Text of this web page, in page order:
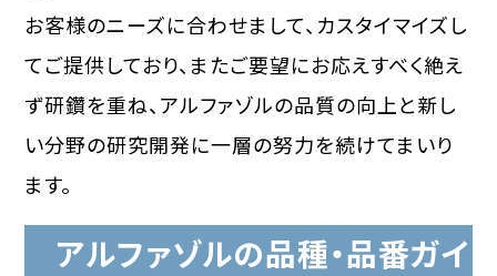
お客様のニーズに合わせまして、カスタイマイズし
てご提供しており、またご要望にお応えすべく絶え
ず研鑽を重ね、アルファゾルの品質の向上と新し
い分野の研究開発に一層の努力を続けてまいり
ます。
アルファゾルの品種・品番ガイ